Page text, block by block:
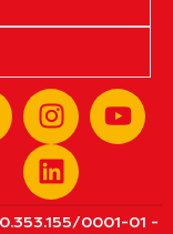
0001-01 -